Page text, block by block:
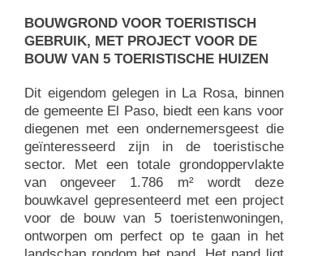
BOUWGROND VOOR TOERISTISCH
GEBRUIK, MET PROJECT VOOR DE
BOUW VAN 5 TOERISTISCHE HUIZEN
Dit eigendom gelegen in La Rosa, binnen
de gemeente El Paso, biedt een kans voor
diegenen met een ondernemersgeest die
geïnteresseerd zijn in de toeristische
sector. Met een totale grondoppervlakte
van ongeveer 1.786 m² wordt deze
bouwkavel gepresenteerd met een project
voor de bouw van 5 toeristenwoningen,
ontworpen om perfect op te gaan in het